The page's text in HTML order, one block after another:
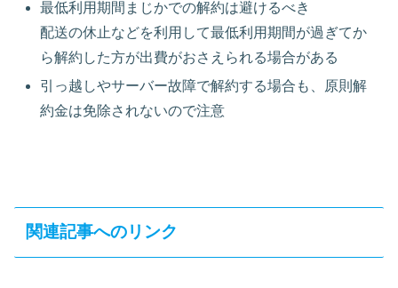
最低利用期間まじかでの解約は避けるべき
配送の休止などを利用して最低利用期間が過ぎてか
ら解約した方が出費がおさえられる場合がある
引っ越しやサーバー故障で解約する場合も、原則解
約金は免除されないので注意
関連記事へのリンク